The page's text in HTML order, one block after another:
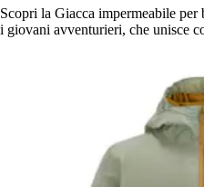
Scopri la Giacca impermeabile
i giovani avventurieri, che unisce